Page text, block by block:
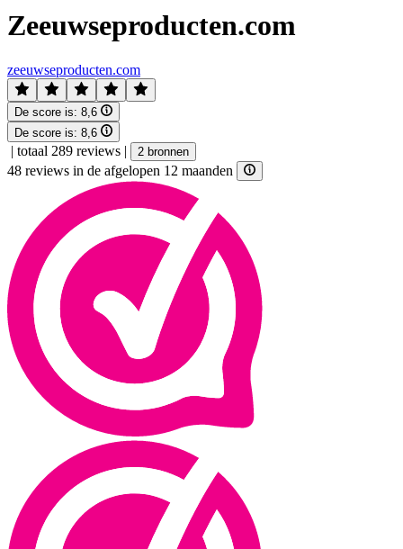
Zeeuwseproducten.com
zeeuwseproducten.com
De score is: 8,6
De score is: 8,6
| totaal 289 reviews | 2 bronnen
48 reviews in de afgelopen 12 maanden